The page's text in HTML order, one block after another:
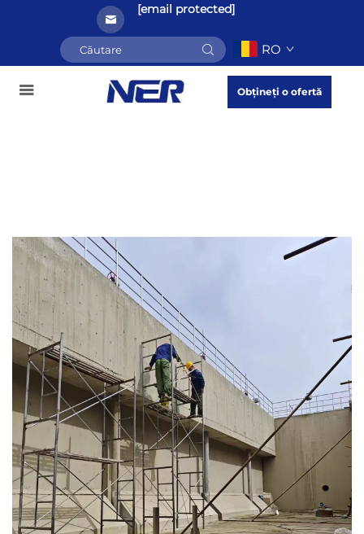
[email protected]
RO
Obțineți o ofertă